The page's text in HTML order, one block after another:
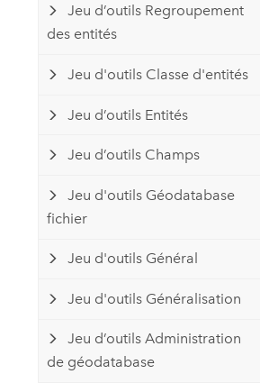
Jeu d’outils Regroupement
des entités
Jeu d'outils Classe d'entités
Jeu d’outils Entités
Jeu d’outils Champs
Jeu d'outils Géodatabase
fichier
Jeu d'outils Général
Jeu d'outils Généralisation
Jeu d’outils Administration
de géodatabase